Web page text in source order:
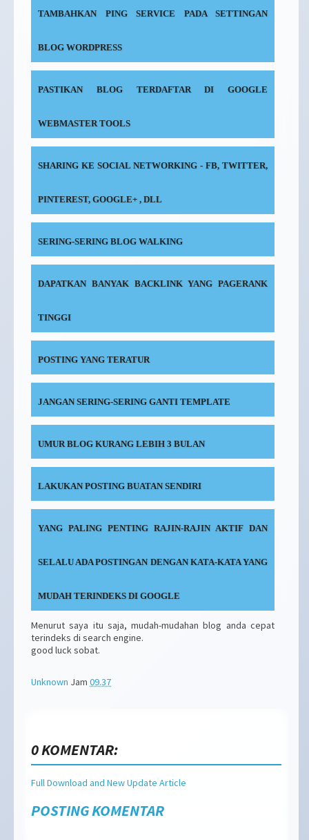
TAMBAHKAN PING SERVICE PADA SETTINGAN
BLOG WORDPRESS
PASTIKAN BLOG TERDAFTAR DI GOOGLE
WEBMASTER TOOLS
SHARING KE SOCIAL NETWORKING - FB, TWITTER,
PINTEREST, GOOGLE+ , DLL
SERING-SERING BLOG WALKING
DAPATKAN BANYAK BACKLINK YANG PAGERANK
TINGGI
POSTING YANG TERATUR
JANGAN SERING-SERING GANTI TEMPLATE
UMUR BLOG KURANG LEBIH 3 BULAN
LAKUKAN POSTING BUATAN SENDIRI
YANG PALING PENTING RAJIN-RAJIN AKTIF DAN
SELALU ADA POSTINGAN DENGAN KATA-KATA YANG
MUDAH TERINDEKS DI GOOGLE
Menurut saya itu saja, mudah-mudahan blog anda cepat
terindeks di search engine.
good luck sobat.
Unknown Jam 09.37
0 KOMENTAR:
Full Download and New Update Article
POSTING KOMENTAR